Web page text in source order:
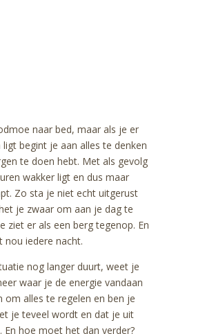
naar bed, maar als je er
ligt begint je aan alles te denken
te doen hebt. Met als gevolg
wakker ligt en dus maar
Zo sta je niet echt uitgerust
je zwaar om aan je dag te
ziet er als een berg tegenop. En
nou iedere nacht.
nog langer duurt, weet je
waar je de energie vandaan
om alles te regelen en ben je
je teveel wordt en dat je uit
En hoe moet het dan verder?